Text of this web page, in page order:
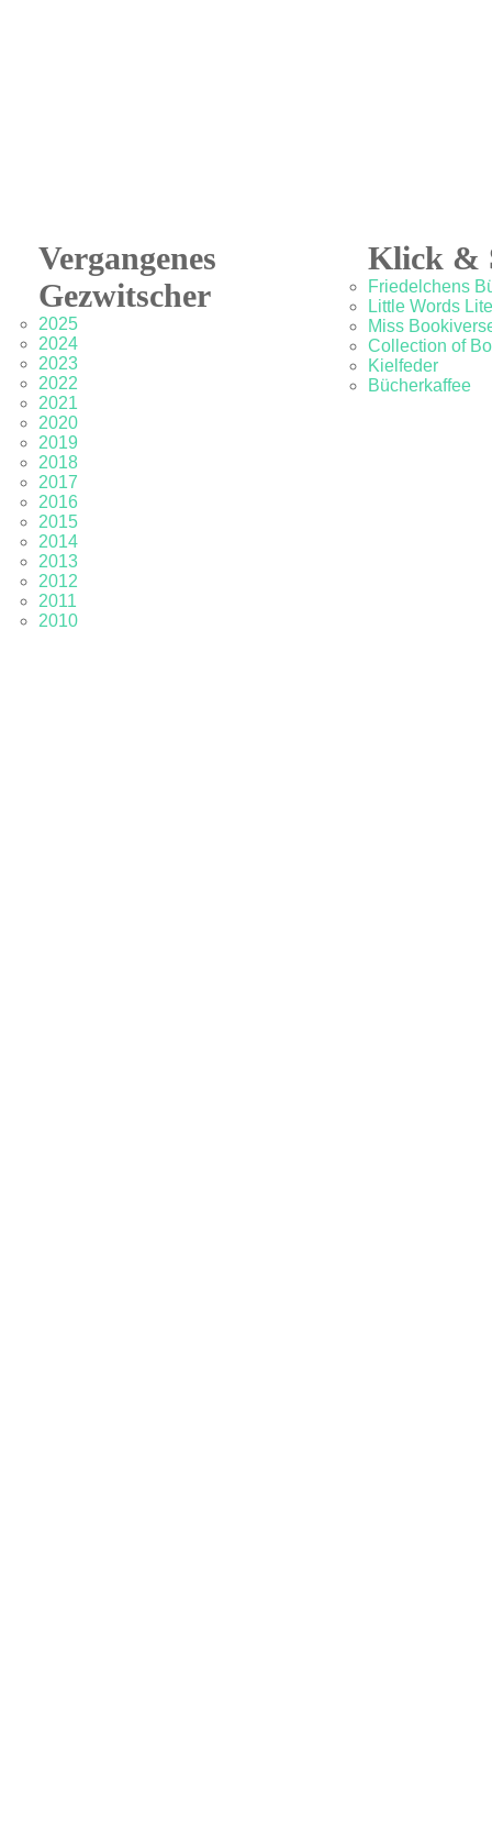
Vergangenes
Gezwitscher
2025
2024
2023
2022
2021
2020
2019
2018
2017
2016
2015
2014
2013
2012
2011
2010
Klick &
Friedelchens
Little Words
Miss
Collection of
Kielfeder
Bücherkaffee